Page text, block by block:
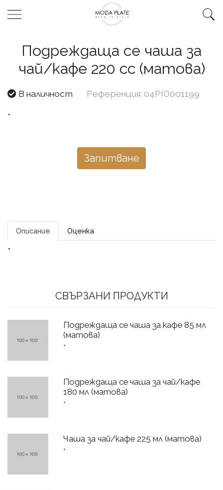
Подреждаща се чаша за
чай/кафе 220 cc (матова)
В наличност Референция: 04PIO001199
*
Запитване
Описание Оценка
*
СВЪРЗАНИ ПРОДУКТИ
Подреждаща се чаша за кафе 85 мл
(матова)
*
Подреждаща се чаша за чай/кафе
180 мл (матова)
*
Чаша за чай/кафе 225 мл (матова)
*